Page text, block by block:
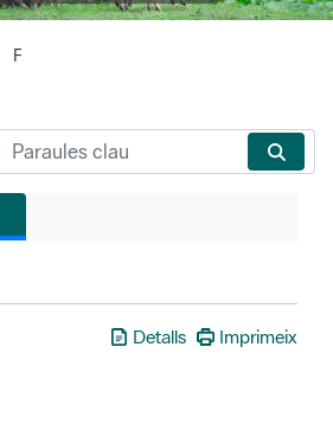
F
Detalls Imprimeix